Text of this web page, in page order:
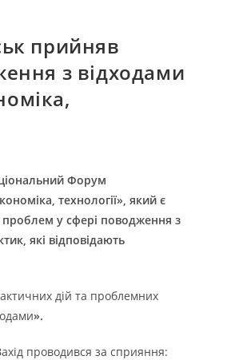
прийняв
з відходами
Форум
технології», який є
у сфері поводження з
які відповідають
дій та проблемних
».
проводився за сприяння: